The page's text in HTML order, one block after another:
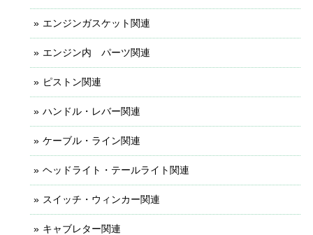
エンジンガスケット関連
エンジン内 パーツ関連
ピストン関連
ハンドル・レバー関連
ケーブル・ライン関連
ヘッドライト・テールライト関連
スイッチ・ウィンカー関連
キャブレター関連